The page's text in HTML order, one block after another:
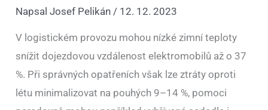
NapsalJosef Pelikán/ 12. 12. 2023
V logistickém provozu mohou nízké zimní teploty
snížit dojezdovou vzdálenost elektromobilů až o 37
%. Při správných opatřeních však lze ztráty oproti
létu minimalizovat na pouhých 9–14 %, pomoci